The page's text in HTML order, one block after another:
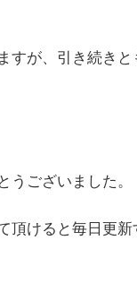
すが、引き続き
うございました。
頂けると毎日更新